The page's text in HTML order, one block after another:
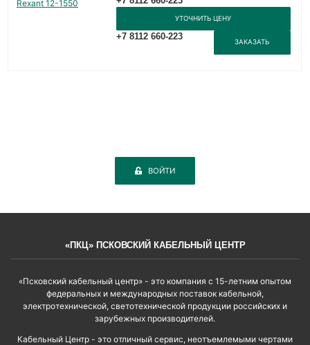
УТОЧНИТЬ ЦЕНУ
+7 8112 660-223
ЗАКАЗАТЬ
ВОЙТИ
«ПКЦ» ПСКОВСКИЙ КАБЕЛЬНЫЙ ЦЕНТР
«Псковский кабельный центр» - это компания с 15-летним опытом
федеральных и международных поставок кабельной,
электротехнической, светотехнической продукции российских и
зарубежных производителей.
Кабельный Центр - это отличный сервис, неотъемлемыми чертами